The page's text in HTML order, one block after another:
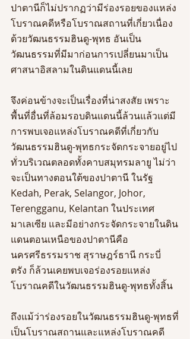
ปาตานีก็ไม่ปรากฏว่ามีร่องรอยของแหล่ง
โบราณคดีหรือโบราณสถานที่เกี่ยวเนื่อง
ด้วยวัฒนธรรมฮินดู-พุทธ อันเป็น
วัฒนธรรมที่มีมาก่อนการเปลี่ยนมาเป็น
ศาสนาอิสลามในดินแดนนี้เลย
จึงค่อนข้างจะเป็นเรื่องที่น่าสงสัย เพราะ
พื้นที่อื่นที่ล้อมรอบดินแดนนี้ล้วนแล้วแต่มี
การพบเจอแหล่งโบราณคดีที่เกี่ยวกับ
วัฒนธรรมฮินดู-พุทธกระจัดกระจายอยู่ไป
ทั่วบริเวณตลอดทั้งคาบสมุทรมลายู ไม่ว่า
จะเป็นทางตอนใต้ของปาตานี ในรัฐ
Kedah, Perak, Selangor, Johor,
Terengganu, Kelantan ในประเทศ
มาเลเซีย และมีอย่างกระจัดกระจายในดิน
แดนตอนเหนือของปาตานีคือ
นครศรีธรรมราช สุราษฎร์ธานี กระบี่
ตรัง ก็ล้วนเคยพบเจอร่องรอยแหล่ง
โบราณคดีในวัฒนธรรมฮินดู-พุทธทั้งสิ้น
ถึงแม้ว่าร่องรอยในวัฒนธรรมฮินดู-พุทธที่
เป็นโบราณสถานและแหล่งโบราณคดี